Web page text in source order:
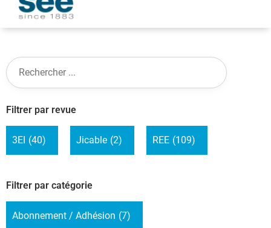
Filtrer par revue
3EI (40) Jicable (2) REE (109)
Filtrer par catégorie
Abonnement / Adhésion (7)